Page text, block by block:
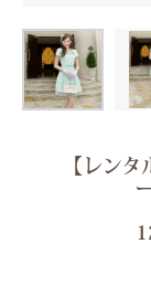
【レン